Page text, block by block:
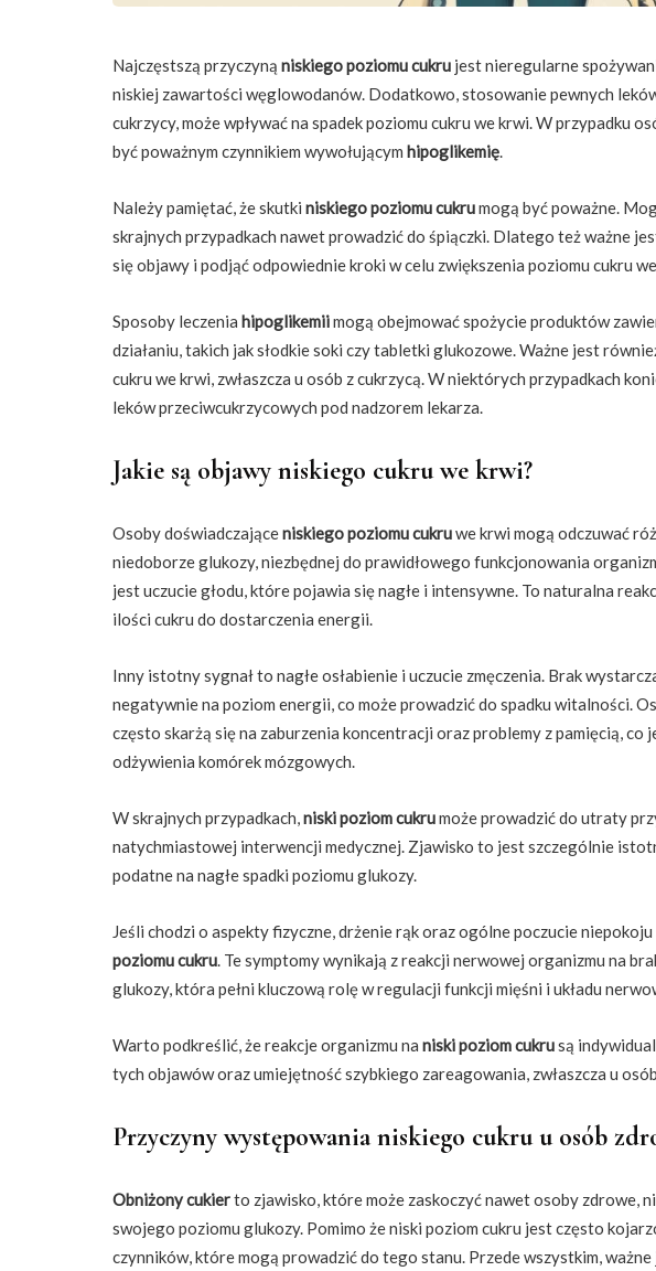
Najczęstszą przyczyną niskiego poziomu cukru jest nieregularne
niskiej zawartości węglowodanów. Dodatkowo, stosowanie pewnych
cukrzycy, może wpływać na spadek poziomu cukru we krwi. W przypadku
być poważnym czynnikiem wywołującym hipoglikemię.
Należy pamiętać, że skutki niskiego poziomu cukrumogą być poważne.
skrajnych przypadkach nawet prowadzić do śpiączki. Dlatego też ważne
się objawy i podjąć odpowiednie kroki w celu zwiększenia poziomu cukru
Sposoby leczenia hipoglikemiimogą obejmować spożycie produktów
działaniu, takich jak słodkie soki czy tabletki glukozowe. Ważne jest
cukru we krwi, zwłaszcza u osób z cukrzycą. W niektórych przypadkach
leków przeciwcukrzycowych pod nadzorem lekarza.
Jakie są objawy niskiego cukru we krwi?
Osoby doświadczająceniskiego poziomu cukruwe krwi mogą odczuwać
niedoborze glukozy, niezbędnej do prawidłowego funkcjonowania
jest uczucie głodu, które pojawia się nagłe i intensywne. To naturalna
ilości cukru do dostarczenia energii.
Inny istotny sygnał to nagłe osłabienie i uczucie zmęczenia. Brak
negatywnie na poziom energii, co może prowadzić do spadku witalności.
często skarżą się na zaburzenia koncentracji oraz problemy z pamięcią,
odżywienia komórek mózgowych.
W skrajnych przypadkach,niski poziom cukrumoże prowadzić do utraty
natychmiastowej interwencji medycznej. Zjawisko to jest szczególnie
podatne na nagłe spadki poziomu glukozy.
Jeśli chodzi o aspekty fizyczne, drżenie rąk oraz ogólne poczucie
poziomu cukru. Te symptomy wynikają z reakcji nerwowej organizmu na
glukozy, która pełni kluczową rolę w regulacji funkcji mięśni i układu
Warto podkreślić, że reakcje organizmu na niski poziom cukrusą
tych objawów oraz umiejętność szybkiego zareagowania, zwłaszcza u
Przyczyny występowania niskiego cukru u osób
Obniżony cukierto zjawisko, które może zaskoczyć nawet osoby zdrowe,
swojego poziomu glukozy. Pomimo że niski poziom cukru jest często
czynników, które mogą prowadzić do tego stanu. Przede wszystkim,